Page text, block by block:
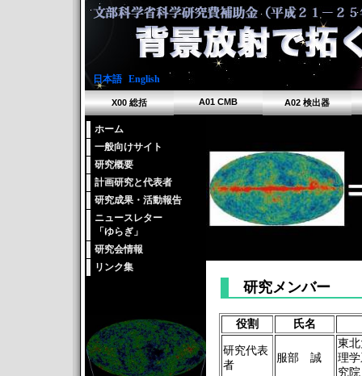
日本語| English
X00 総括 A01 CMB A02 検出器
ホーム
一般向けサイト
研究概要
計画研究と代表者
研究成果・活動報告
ニュースレター
「ゆらぎ」
研究会情報
リンク集
研究メンバー
役割 氏名
研究代表
者
服部 誠
東
理
究院